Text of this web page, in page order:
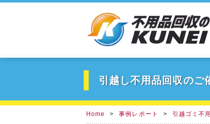
Home 事例レポート 引越ゴミ不
引越し不用品回収のご